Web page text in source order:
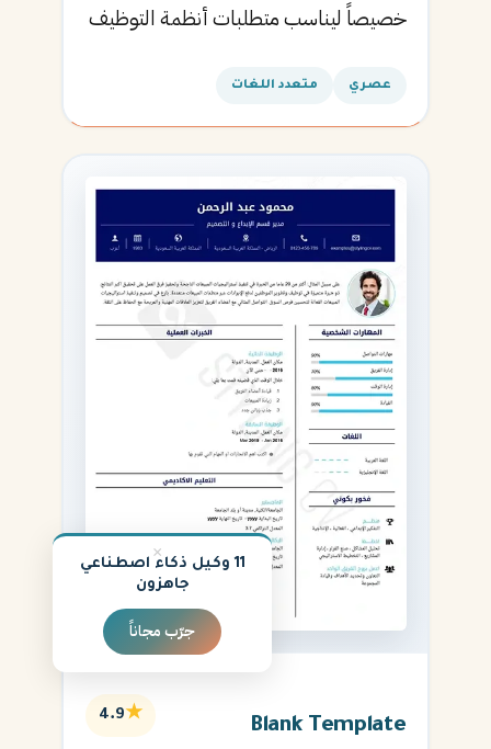
خصيصاً ليناسب متطلبات أنظمة التوظيف
القادمة.
عصري متعدد اللغات
Blank Template
★
4.9
×
11 وكيل ذكاء اصطناعي
جاهزون
جرّب مجاناً